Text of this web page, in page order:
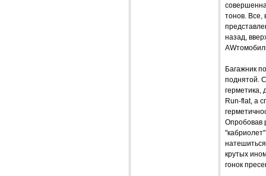
тонов. Все,
назад,
Багажник
поднятой.
герметика,
Run-flat, а
Опробовав
крутых
гонок